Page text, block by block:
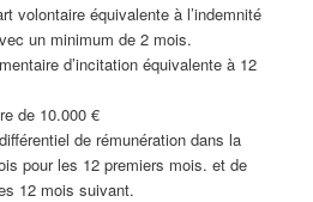
équivalente à l’indemnité
un minimum de 2 mois.
d’incitation équivalente à 12
de 10.000 €
de rémunération dans la
pour les 12 premiers mois. et de
12 mois suivant.